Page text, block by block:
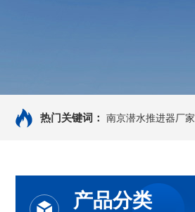
热门关键词： 南京潜水推进器厂家
产品分类